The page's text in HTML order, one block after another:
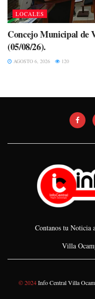
LOCALES
Concejo Municipal de
(05/08/26).
AGOSTO 6, 2026 120
Contanos tu Noticia
Villa
© 2024Info Central Villa